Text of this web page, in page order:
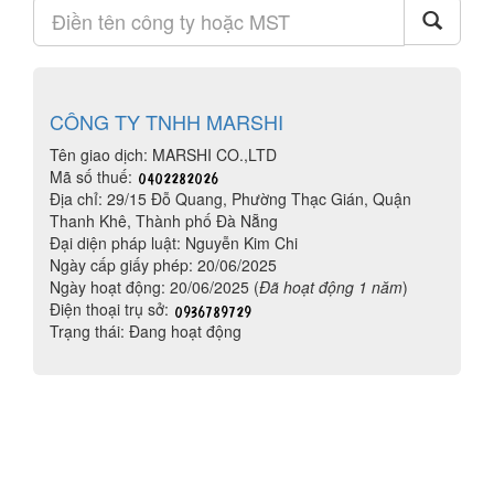
CÔNG TY TNHH MARSHI
Tên giao dịch: MARSHI CO.,LTD
Mã số thuế:
Địa chỉ: 29/15 Đỗ Quang, Phường Thạc Gián, Quận
Thanh Khê, Thành phố Đà Nẵng
Đại diện pháp luật: Nguyễn Kim Chi
Ngày cấp giấy phép: 20/06/2025
Ngày hoạt động: 20/06/2025 (Đã hoạt động 1 năm)
Điện thoại trụ sở:
Trạng thái: Đang hoạt động